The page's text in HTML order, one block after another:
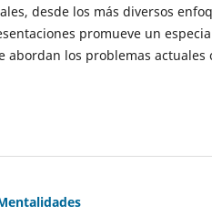
desde los más diversos
promueve un
abordan los problemas actuales